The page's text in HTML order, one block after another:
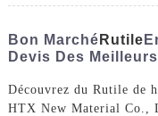
Bon Marché Rutile
Devis Des
Découvrez du Rutile de
HTX New Material Co.,